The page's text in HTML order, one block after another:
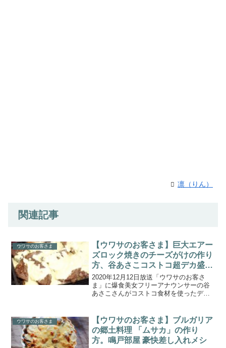
凛（りん）
関連記事
ウワサのお客さま
【ウワサのお客さま】巨大エアー
ズロック焼きのチーズがけの作り
方、谷あさこコストコ超デカ盛り
クリスマス料理レシピ
2020年12月12日放送「ウワサのお客さ
ま」に爆食美女フリーアナウンサーの谷
あさこさんがコストコ食材を使ったデカ
「巨大エアーズロック焼きのチーズが
け」の作り方をご紹...
ウワサのお客さま
【ウワサのお客さま】ブルガリア
の郷土料理 「ムサカ」の作り
方。鳴戸部屋 豪快差し入れメシ